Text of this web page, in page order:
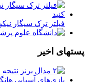
فیلتر ترک سیگار
پستهای اخیر